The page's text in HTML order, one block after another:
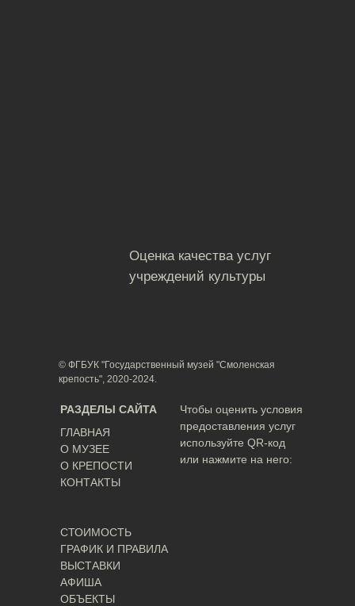
ГЛАВНАЯ
СТОИМОСТЬ
О МУЗЕЕ
О КРЕПОСТИ
КОНТАКТЫ
ГРАФИК И ПРАВИЛА
ВЫСТАВКИ
АФИША
ОБЪЕКТЫ
РАЗДЕЛЫ САЙТА
© ФГБУК "Государственный музей "Смоленская
крепость", 2020-2024.
Оценка качества услуг
учреждений культуры
Чтобы оценить условия
предоставления услуг
используйте QR-код
или нажмите на него: